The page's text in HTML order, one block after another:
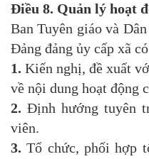
Điều 8. Quản lý hoạt
Ban Tuyên giáo và
Đảng đảng ủy cấp xã
1. Kiến nghị, đề xuất
về nội dung hoạt động
2. Định hướng tuyên
viên.
3. Tổ chức, phối hợp